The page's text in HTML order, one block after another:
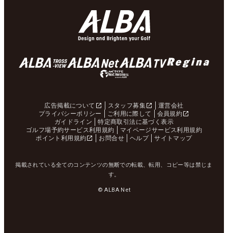
広告掲載について スタッフ募集
運営会社
プライバシーポリシー
ご利用に際して
会員規約
ガイドライン
特定商取引法に基づく表示
ゴルフ場予約サービス利用規約
マイページサービス利用規約
ポイント利用規約
お問合せ ヘルプ サイトマップ
掲載されている全てのコンテンツの無断での転載、転用、コピー等は禁じま
す。
© ALBA Net